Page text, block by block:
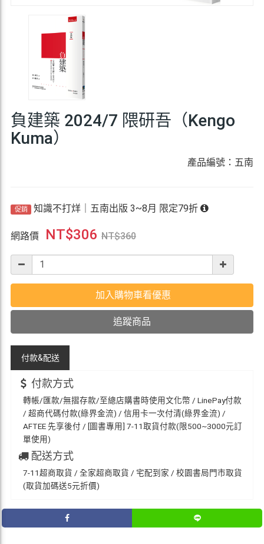
負建築 2024/7 隈研吾（Kengo
Kuma）
產品編號：五南
促銷 知識不打烊｜五南出版 3~8月 限定79折
網路價 NT$306 NT$360
加入購物車看優惠
追蹤商品
付款&配送
付款方式
轉帳/匯款/無摺存款/至總店購書時使用文化幣 / LinePay付款
/ 超商代碼付款(綠界金流) / 信用卡一次付清(綠界金流) /
AFTEE 先享後付 / [圖書專用] 7-11取貨付款(限500~3000元訂
單使用)
配送方式
7-11超商取貨 / 全家超商取貨 / 宅配到家 / 校園書局門市取貨
(取貨加碼送5元折價)